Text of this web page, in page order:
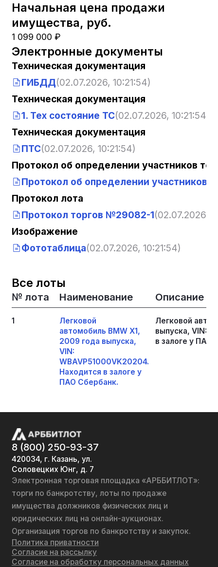
Начальная цена продажи
имущества, руб.
1 099 000 ₽
Электронные документы
Техническая документация
ГИБДД(02.07.2026, 10:21:54)
Техническая документация
1. Тех состояние ТС(02.07.2026, 10:21:54)
Техническая документация
ПТС(02.07.2026, 10:21:54)
Протокол об определении участников
Протокол об определении участников
Протокол лота
Протокол торгов №29082-1(02.07.2026,
Изображение
Фототаблица(02.07.2026, 10:21:54)
Все лоты
№ лота Наименование Описание
1
Легковой
автомобиль BMW Х1,
2009 года выпуска,
VIN:
WBAVP51000VK20204.
Находится в залоге у
ПАО Сбербанк.
Легковой
выпуска, VIN:
в залоге у ПАО
8 (800) 250-93-37
420034, г. Казань, ул.
Соловецких Юнг, д. 7
Электронная торговая площадка «АРББИТЛОТ»:
торги по банкротству, лоты по продаже
имущества должников физических лиц и
юридических лиц на онлайн-аукционах.
Организация торгов по банкротству и закупок.
Политика приватности
Согласие на рассылку
Согласие на обработку персональных данных